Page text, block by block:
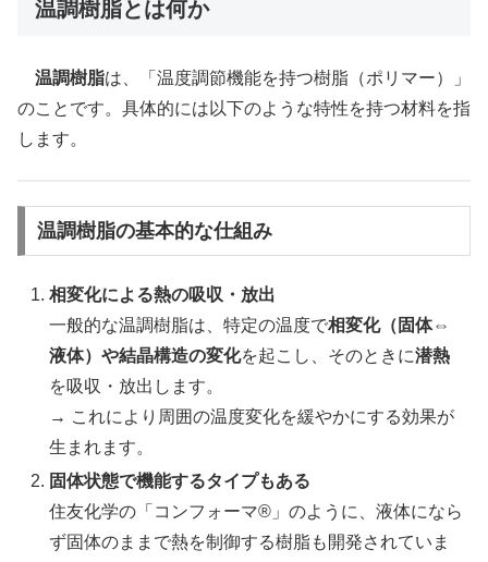
温調樹脂とは何か
温調樹脂は、「温度調節機能を持つ樹脂（ポリマー）」
のことです。具体的には以下のような特性を持つ材料を指
します。
温調樹脂の基本的な仕組み
相変化による熱の吸収・放出
一般的な温調樹脂は、特定の温度で相変化（固体⇔
液体）や結晶構造の変化を起こし、そのときに潜熱
を吸収・放出します。
→ これにより周囲の温度変化を緩やかにする効果が
生まれます。
固体状態で機能するタイプもある
住友化学の「コンフォーマ®」のように、液体になら
ず固体のままで熱を制御する樹脂も開発されていま